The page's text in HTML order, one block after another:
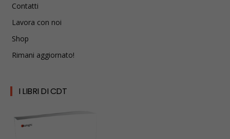
Contatti
Lavora con noi
Shop
Rimani aggiornato!
I LIBRI DI CDT